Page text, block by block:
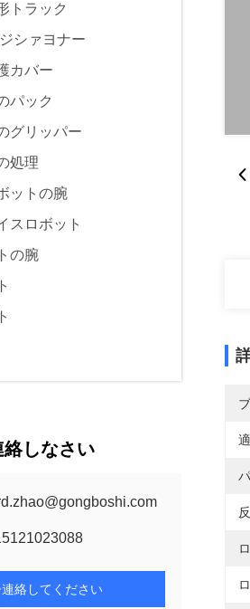
トラック
シァヨナー
カバー
パック
グリッパー
処理
ットの腕
スロボット
の腕
しなさい
絡してください